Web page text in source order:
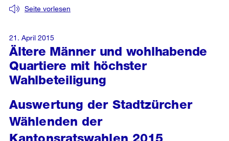
Ältere Männer und wohlhabende
Quartiere mit höchster
Wahlbeteiligung
Seite vorlesen
Auswertung der Stadtzürcher
Wählenden der
Kantonsratswahlen 2015
21. April 2015